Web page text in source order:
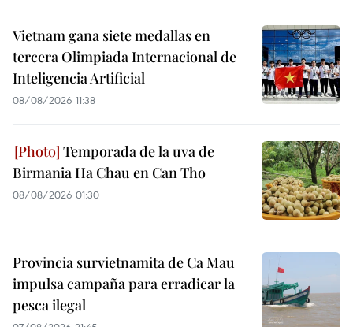
Vietnam gana siete medallas en
tercera Olimpiada Internacional de
Inteligencia Artificial
08/08/2026 11:38
Temporada de la uva de
Birmania Ha Chau en Can Tho
08/08/2026 01:30
Provincia survietnamita de Ca Mau
impulsa campaña para erradicar la
pesca ilegal